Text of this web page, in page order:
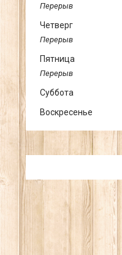
Четверг
Пятница
Суббота
Воскресенье